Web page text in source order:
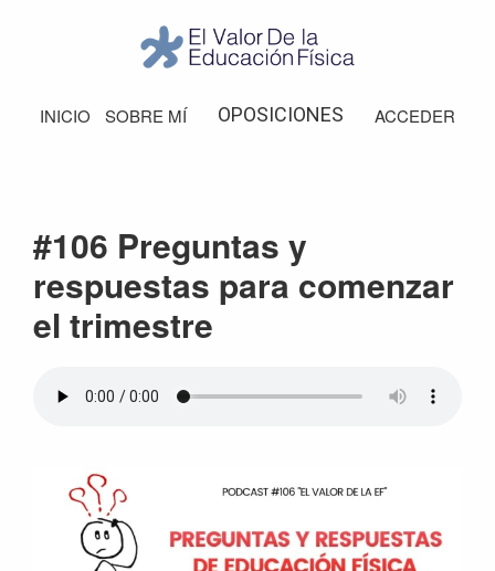
navegación
principal
barra
Valor
de
INICIO SOBRE MÍ OPOSICIONES ACCEDER
#106 Preguntas y
respuestas para comenzar
el trimestre